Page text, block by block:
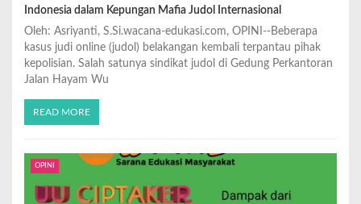
Indonesia dalam Kepungan Mafia Judol Internasional
Oleh: Asriyanti, S.Si.wacana-edukasi.com, OPINI--Beberapa
kasus judi online (judol) belakangan kembali terpantau pihak
kepolisian. Salah satunya sindikat judol di Gedung Perkantoran
Jalan Hayam Wu
READ MORE
OPINI